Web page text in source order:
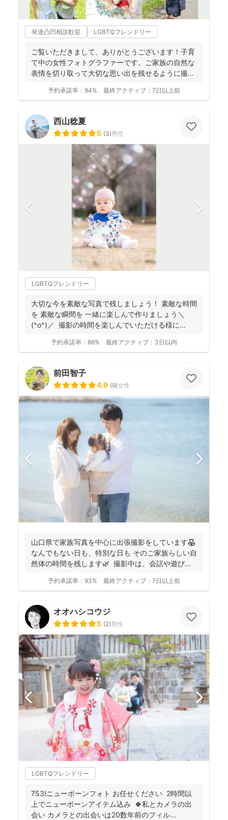
発達凸凹相談歓迎 LGBTQフレンドリー
ご覧いただきまして、ありがとうございます！子育
て中の女性フォトグラファーです。ご家族の自然な
表情を切り取って大切な思い出を残せるように撮影
予約承諾率： 94% 最終アクティブ： 7日以上前
西山稔夏
5 (3)男性
LGBTQフレンドリー
大切な今を素敵な写真で残しましょう！ 素敵な時間
を 素敵な瞬間を 一緒に楽しんで作りましょう＼
(^o^)／ 撮影の時間を楽しんでいただける様に...
予約承諾率： 86% 最終アクティブ： 3日以内
前田智子
4.9 (9)女性
山口県で家族写真を中心に出張撮影をしています🌷
なんでもない日も、特別な日も そのご家族らしい自
然体の時間を残します🌿 撮影中は、会話や遊びを
予約承諾率： 93% 最終アクティブ： 7日以上前
オオハシコウジ
5 (2)男性
LGBTQフレンドリー
753!ニューボーンフォト お任せください 2時間以
上でニューボーンアイテム込み 🍀私とカメラの出
会い カメラとの出会いは20数年前のフィル...